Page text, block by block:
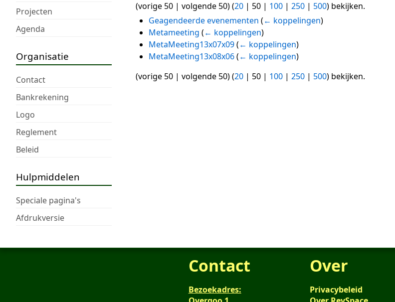
Projecten
Agenda
Organisatie
Contact
Bankrekening
Logo
Reglement
Beleid
Hulpmiddelen
Speciale pagina's
Afdrukversie
(vorige 50 | volgende 50) (20 | 50 | 100 | 250 | 500) bekijken.
Geagendeerde evenementen (← koppelingen)
Metameeting (← koppelingen)
MetaMeeting13x07x09 (← koppelingen)
MetaMeeting13x08x06 (← koppelingen)
(vorige 50 | volgende 50) (20 | 50 | 100 | 250 | 500) bekijken.
Contact
Bezoekadres:
Over
Privacybeleid